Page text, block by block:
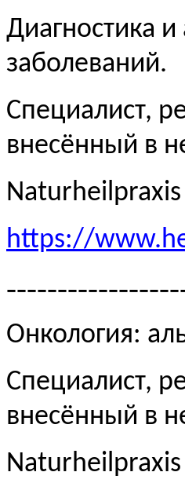
Диагностика
заболеваний.
Специалист,
внесённый в
https://
Онкология:
Специалист,
внесённый в